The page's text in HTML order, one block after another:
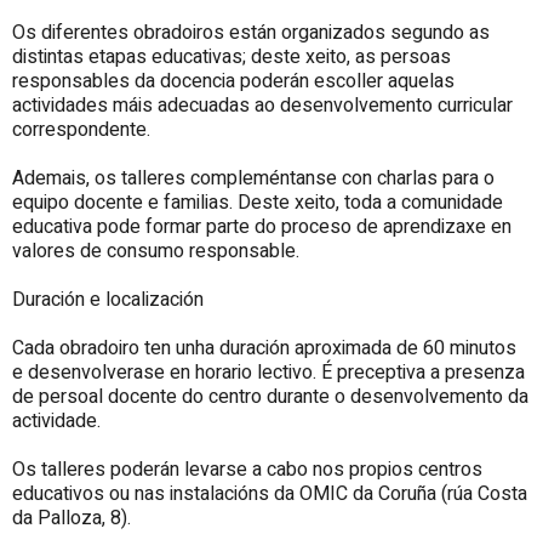
Os diferentes obradoiros están organizados segundo as
distintas etapas educativas; deste xeito, as persoas
responsables da docencia poderán escoller aquelas
actividades máis adecuadas ao desenvolvemento curricular
correspondente.
Ademais, os talleres compleméntanse con charlas para o
equipo docente e familias. Deste xeito, toda a comunidade
educativa pode formar parte do proceso de aprendizaxe en
valores de consumo responsable.
Duración e localización
Cada obradoiro ten unha duración aproximada de 60 minutos
e desenvolverase en horario lectivo. É preceptiva a presenza
de persoal docente do centro durante o desenvolvemento da
actividade.
Os talleres poderán levarse a cabo nos propios centros
educativos ou nas instalacións da OMIC da Coruña (rúa Costa
da Palloza, 8).